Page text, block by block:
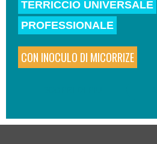
TERRICCIO UNIVERSALE
PROFESSIONALE
CON INOCULO DI MICORRIZE